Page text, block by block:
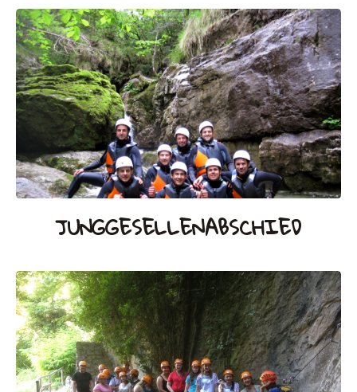
JUNGGESELLENABSCHIED